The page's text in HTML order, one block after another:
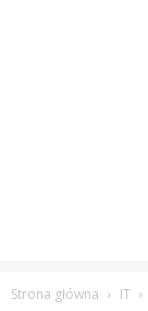
Strona główna IT